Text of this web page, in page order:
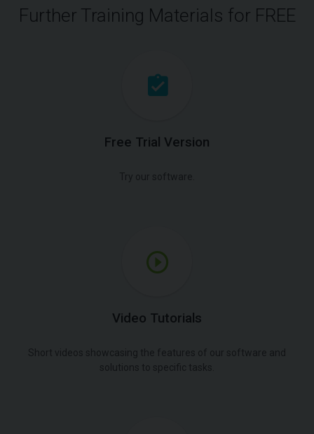
Further Training Materials for FREE
Free Trial Version
Try our software.
Video Tutorials
Short videos showcasing the features of our software and
solutions to specific tasks.